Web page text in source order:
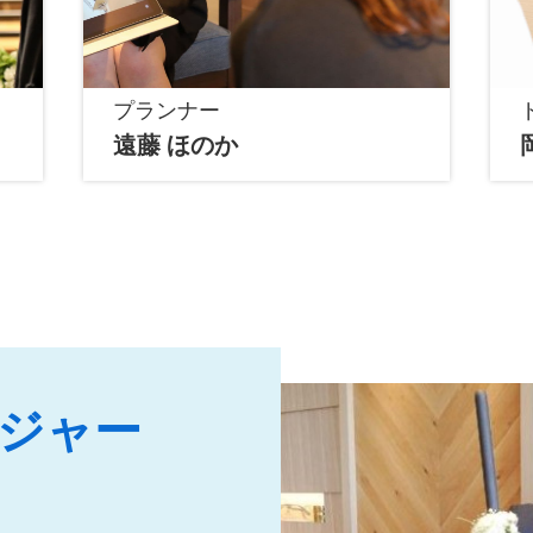
プランナー
遠藤 ほのか
ャー